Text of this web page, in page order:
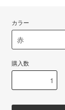
カラー
購入数